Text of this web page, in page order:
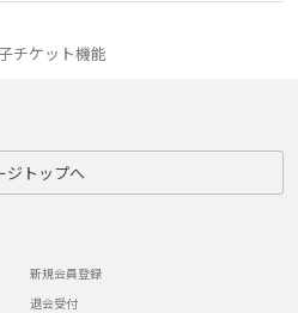
チケット機能
ジトップへ
新規会員登録
退会受付